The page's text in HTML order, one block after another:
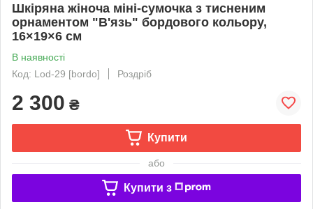
Шкіряна жіноча міні-сумочка з тисненим
орнаментом "В'язь" бордового кольору,
16×19×6 см
В наявності
Код: Lod-29 [bordo]
Роздріб
2 300 ₴
Купити
або
Купити з